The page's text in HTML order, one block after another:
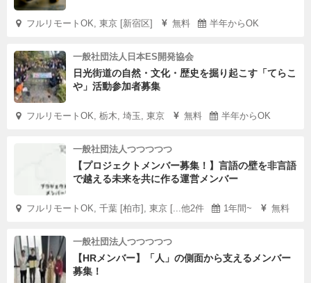
フルリモートOK, 東京 [新宿区] 無料 半年からOK
一般社団法人日本ES開発協会
日光街道の自然・文化・歴史を掘り起こす「てらこ
や」活動参加者募集
フルリモートOK, 栃木, 埼玉, 東京 無料 半年からOK
一般社団法人つつつつつ
【プロジェクトメンバー募集！】言語の壁を非言語
で越える未来を共に作る運営メンバー
フルリモートOK, 千葉 [柏市], 東京 [...他2件 1年間~ 無料
一般社団法人つつつつつ
【HRメンバー】「人」の側面から支えるメンバー
募集！